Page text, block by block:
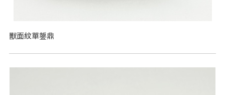
獸面紋單鋬鼎